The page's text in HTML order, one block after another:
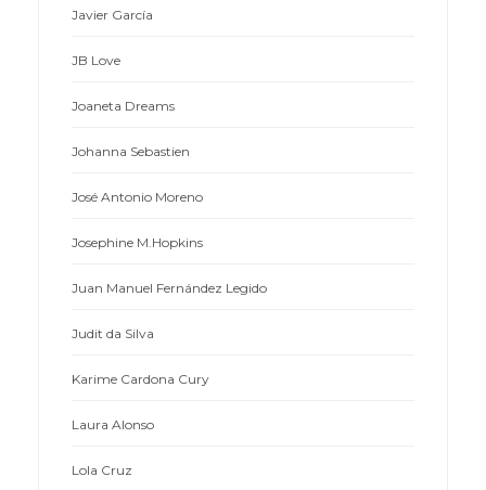
Javier García
JB Love
Joaneta Dreams
Johanna Sebastien
José Antonio Moreno
Josephine M.Hopkins
Juan Manuel Fernández Legido
Judit da Silva
Karime Cardona Cury
Laura Alonso
Lola Cruz